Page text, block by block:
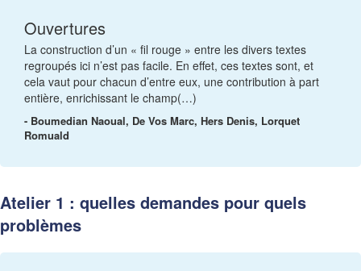
Ouvertures
La construction d’un « fil rouge » entre les divers textes
regroupés ici n’est pas facile. En effet, ces textes sont, et
cela vaut pour chacun d’entre eux, une contribution à part
entière, enrichissant le champ(…)
- Boumedian Naoual, De Vos Marc, Hers Denis, Lorquet
Romuald
Atelier 1 : quelles demandes pour quels
problèmes